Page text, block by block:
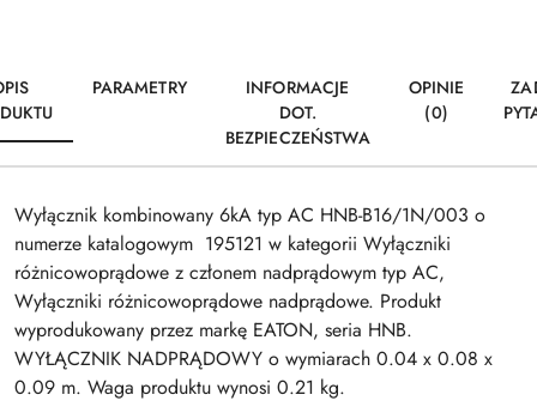
PARAMETRY
INFORMACJE
DOT.
BEZPIECZEŃSTWA
OPINIE
(0)
Wyłącznik kombinowany 6kA typ AC HNB-B16/1N/003 o
numerze katalogowym 195121 w kategorii Wyłączniki
różnicowoprądowe z członem nadprądowym typ AC,
Wyłączniki różnicowoprądowe nadprądowe. Produkt
wyprodukowany przez markę EATON, seria HNB.
WYŁĄCZNIK NADPRĄDOWY o wymiarach 0.04 x 0.08 x
0.09 m. Waga produktu wynosi 0.21 kg.